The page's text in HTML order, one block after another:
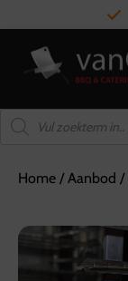
Home /Aanbod /